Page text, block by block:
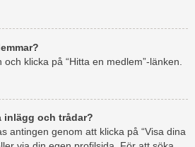
klicka på “Hitta en medlem”-länken.
inlägg och trådar?
antingen genom att klicka på “Visa dina